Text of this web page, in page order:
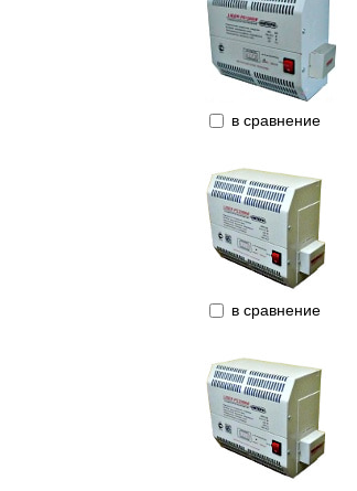
в сравнение
в сравнение